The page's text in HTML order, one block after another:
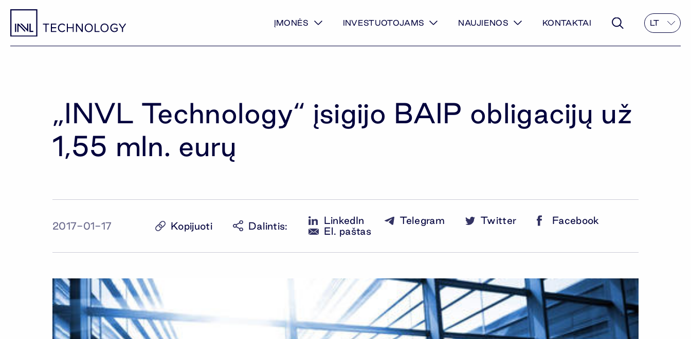
ĮMONĖS INVESTUOTOJAMS NAUJIENOS KONTAKTAI LT
„INVL Technology“ įsigijo BAIP obligacijų už
1,55 mln. eurų
2017-01-17 Kopijuoti Dalintis: LinkedIn Telegram Twitter
Facebook
El. paštas